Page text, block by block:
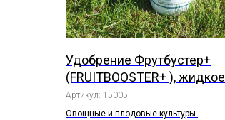
Удобрение Фрутбустер+
(FRUITBOOSTER+ ), жидкое
Артикул: 15005
Овощные и плодовые культуры.